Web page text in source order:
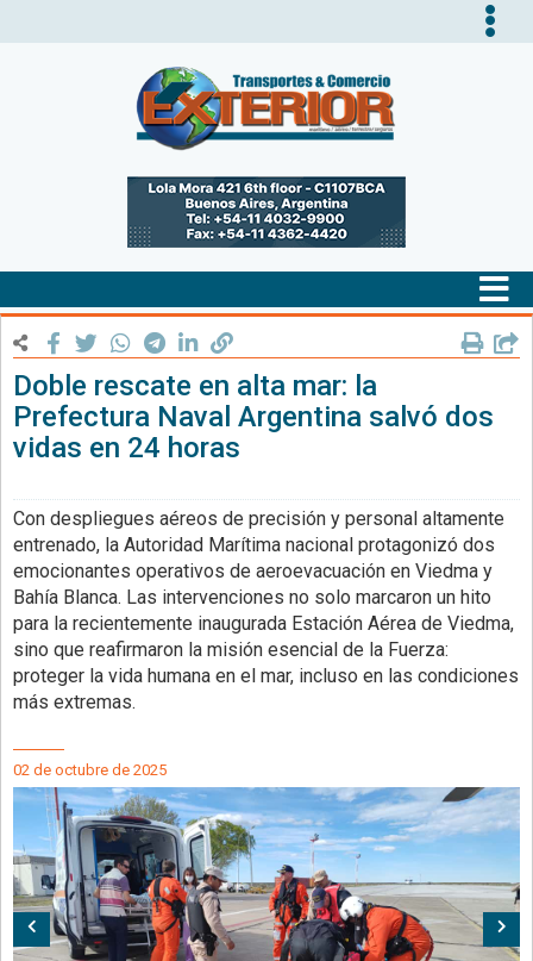
Doble rescate en alta mar: la
Prefectura Naval Argentina salvó dos
vidas en 24 horas
Con despliegues aéreos de precisión y personal altamente
entrenado, la Autoridad Marítima nacional protagonizó dos
emocionantes operativos de aeroevacuación en Viedma y
Bahía Blanca. Las intervenciones no solo marcaron un hito
para la recientemente inaugurada Estación Aérea de Viedma,
sino que reafirmaron la misión esencial de la Fuerza:
proteger la vida humana en el mar, incluso en las condiciones
más extremas.
02 de octubre de 2025
Anterior